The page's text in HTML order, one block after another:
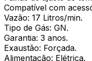
Compatível com
Vazão: 17 Litros/min.
Tipo de Gás: GN.
Garantia: 3 anos.
Exaustão: Forçada.
Alimentação: Elétrica.